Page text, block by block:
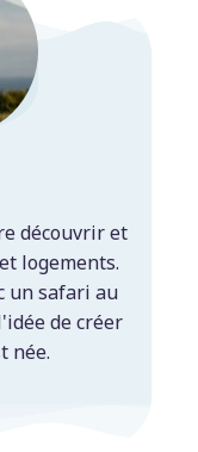
découvrir et
logements.
un safari au
de créer
née.